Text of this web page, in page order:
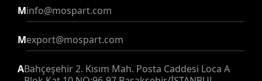
export@mospart.com
Bahçeşehir 2. Kısım Mah. Posta Caddesi Loca A
Blok Kat 10 NO:96-97 Başakşehir/İSTANBUL